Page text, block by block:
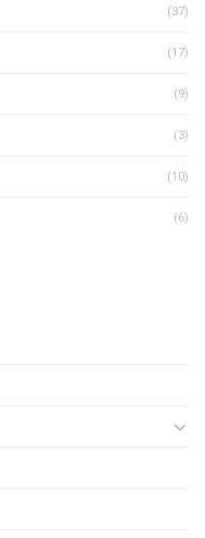
(37)
(17)
(9)
(3)
(10)
(6)